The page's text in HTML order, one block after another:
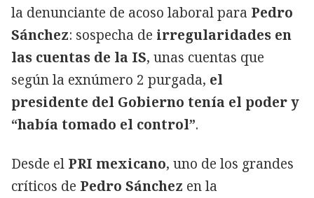
la denunciante de acoso laboral para Pedro
Sánchez: sospecha de irregularidades en
las cuentas de la IS, unas cuentas que
según la exnúmero 2 purgada, el
presidente del Gobierno tenía el poder y
“había tomado el control”.
Desde el PRI mexicano, uno de los grandes
críticos de Pedro Sánchez en la